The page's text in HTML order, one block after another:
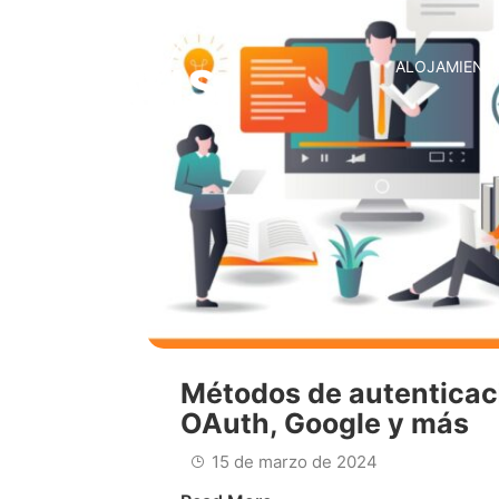
Métodos de
OAuth, Google y más
15 de marzo de 2024